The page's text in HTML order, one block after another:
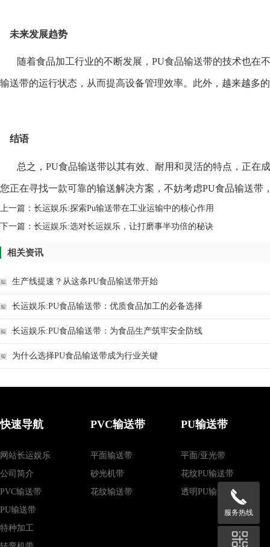
未来发展趋势
随着食品加工行业的不断发展，PU食品输送带的技术也在
输送带的运行状态，从而提高设备管理效率。此外，越来越多
结语
总之，PU食品输送带以其有效、耐用和灵活的特点，正在
您正在寻找一款可靠的输送解决方案，不妨考虑PU食品输送带
上一篇： 长运娱乐:探索Pu输送带在工业运输中的核心作用
下一篇： 长运娱乐:选对长运娱乐，让打磨事半功倍的秘诀
相关资讯
生产线提速？从这条PU食品输送带开始
长运娱乐:PU食品输送带：优质食品加工的必备选择
长运娱乐:PU食品输送带：为食品生产筑牢安全防线
为什么选择PU食品输送带成为行业关键
快速导航
网站长运娱乐
公司简介
PVC输送带
PU输送带
特种加工
PVC输送带
平面输送带
砂光机带
花纹输送带
PU输送带
平面/亚光带
花纹PU输送带
透明PU输送带
服务热线